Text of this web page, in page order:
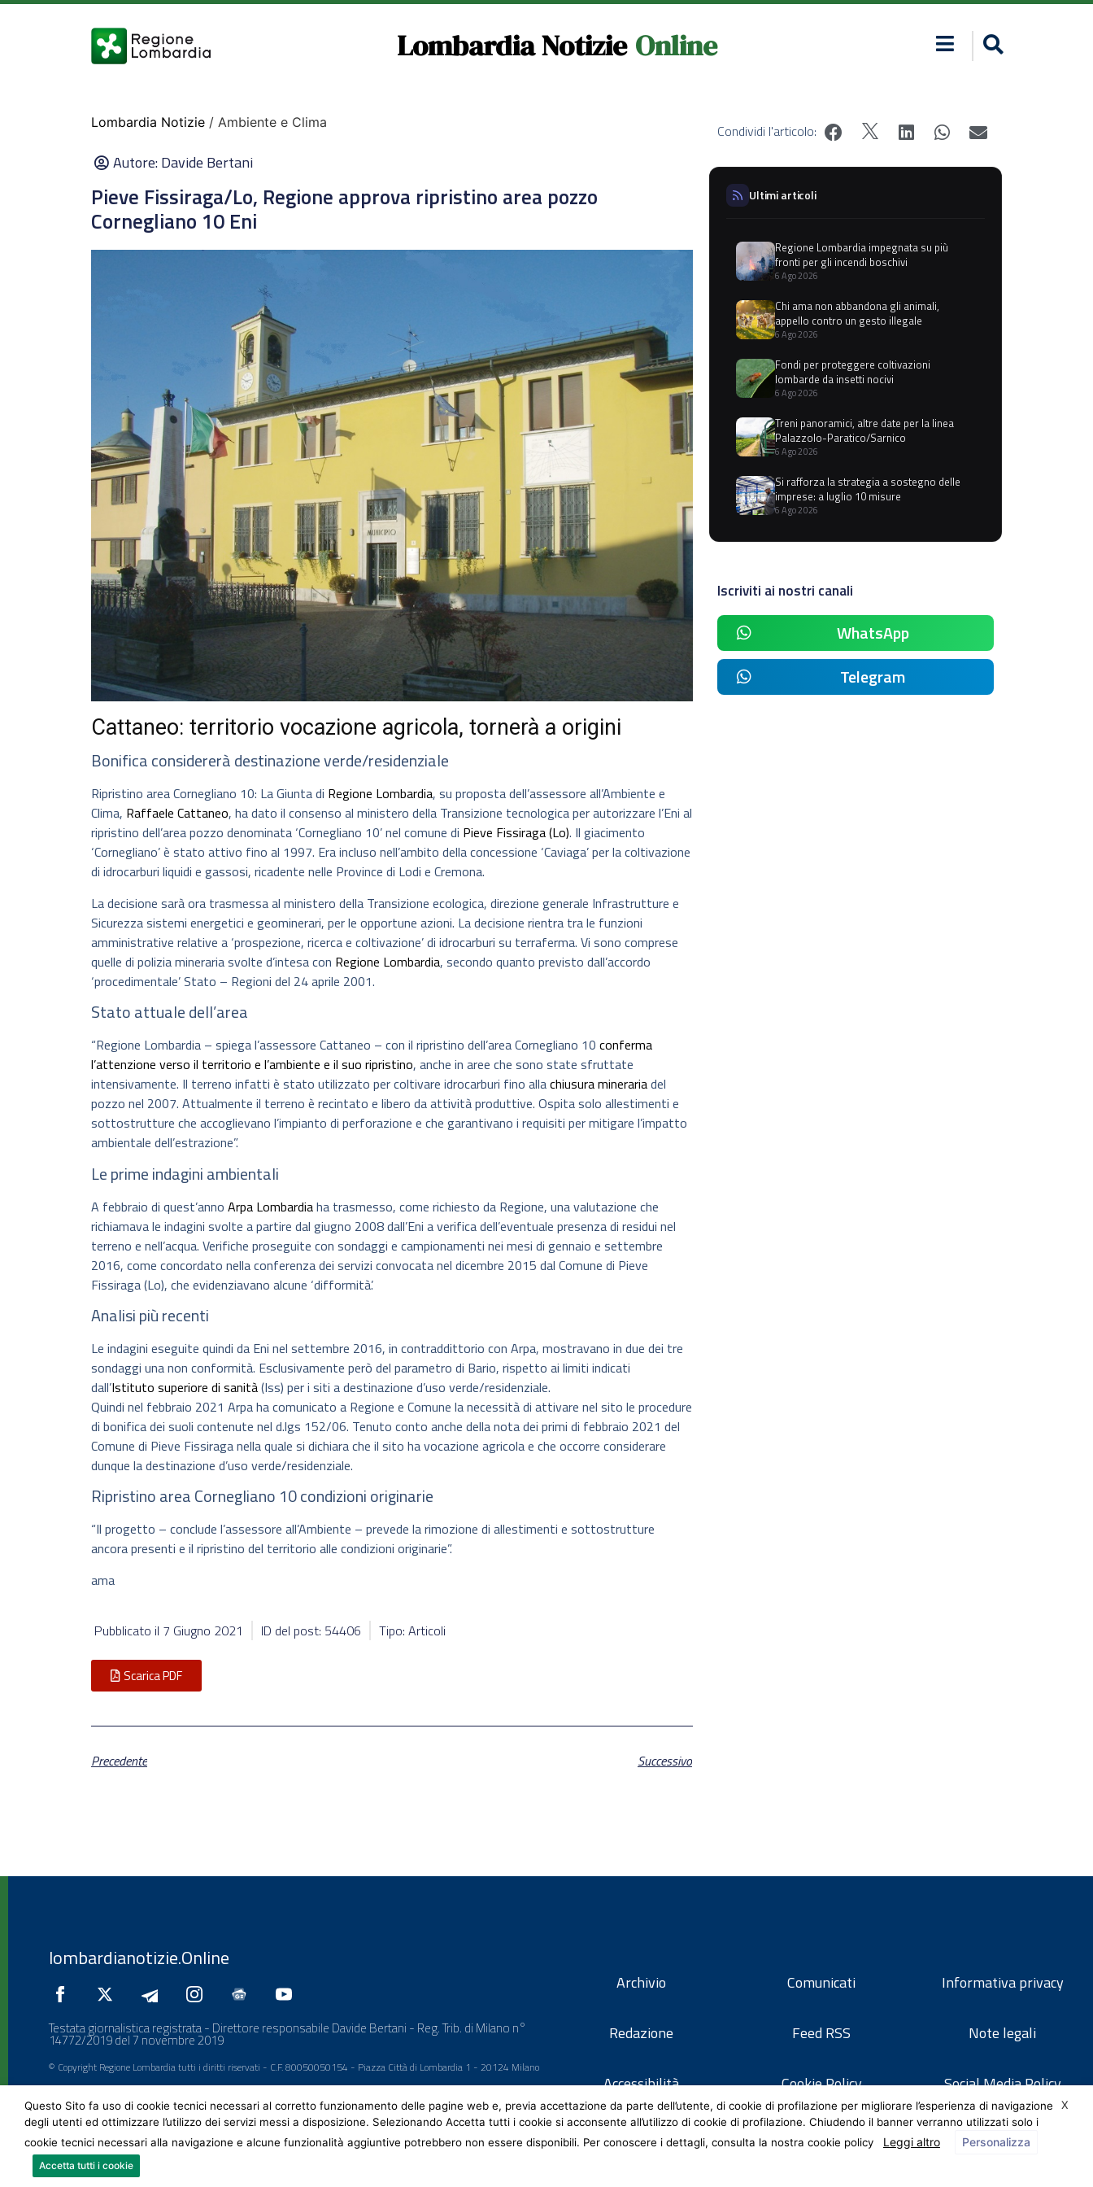
Lombardia Notizie Online
Lombardia Notizie / Ambiente e Clima
Autore:Davide Bertani
Pieve Fissiraga/Lo, Regione approva ripristino area pozzo
Cornegliano 10 Eni
Cattaneo: territorio vocazione agricola, tornerà a origini
Bonifica considererà destinazione verde/residenziale
Ripristino area Cornegliano 10: La Giunta di Regione Lombardia, su proposta dell’assessore all’Ambiente e
Clima, Raffaele Cattaneo, ha dato il consenso al ministero della Transizione tecnologica per autorizzare l’Eni al
ripristino dell’area pozzo denominata ‘Cornegliano 10’ nel comune di Pieve Fissiraga (Lo). Il giacimento
‘Cornegliano’ è stato attivo fino al 1997. Era incluso nell’ambito della concessione ‘Caviaga’ per la coltivazione
di idrocarburi liquidi e gassosi, ricadente nelle Province di Lodi e Cremona.
La decisione sarà ora trasmessa al ministero della Transizione ecologica, direzione generale Infrastrutture e
Sicurezza sistemi energetici e geominerari, per le opportune azioni. La decisione rientra tra le funzioni
amministrative relative a ‘prospezione, ricerca e coltivazione’ di idrocarburi su terraferma. Vi sono comprese
quelle di polizia mineraria svolte d’intesa con Regione Lombardia, secondo quanto previsto dall’accordo
‘procedimentale’ Stato – Regioni del 24 aprile 2001.
Stato attuale dell’area
“Regione Lombardia – spiega l’assessore Cattaneo – con il ripristino dell’area Cornegliano 10 conferma
l’attenzione verso il territorio e l’ambiente e il suo ripristino, anche in aree che sono state sfruttate
intensivamente. Il terreno infatti è stato utilizzato per coltivare idrocarburi fino allachiusura minerariadel
pozzo nel 2007. Attualmente il terreno è recintato e libero da attività produttive. Ospita solo allestimenti e
sottostrutture che accoglievano l’impianto di perforazione e che garantivano i requisiti per mitigare l’impatto
ambientale dell’estrazione”.
Le prime indagini ambientali
A febbraio di quest’anno Arpa Lombardiaha trasmesso, come richiesto da Regione, una valutazione che
richiamava le indagini svolte a partire dal giugno 2008 dall’Eni a verifica dell’eventuale presenza di residui nel
terreno e nell’acqua. Verifiche proseguite con sondaggi e campionamenti nei mesi di gennaio e settembre
2016, come concordato nella conferenza dei servizi convocata nel dicembre 2015 dal Comune di Pieve
Fissiraga (Lo), che evidenziavano alcune ‘difformità’.
Analisi più recenti
Le indagini eseguite quindi da Eni nel settembre 2016, in contraddittorio con Arpa, mostravano in due dei tre
sondaggi una non conformità. Esclusivamente però del parametro di Bario, rispetto ai limiti indicati
dall’Istituto superiore di sanità(Iss) per i siti a destinazione d’uso verde/residenziale.
Quindi nel febbraio 2021 Arpa ha comunicato a Regione e Comune la necessità di attivare nel sito le procedure
di bonifica dei suoli contenute nel d.lgs 152/06. Tenuto conto anche della nota dei primi di febbraio 2021 del
Comune di Pieve Fissiraga nella quale si dichiara che il sito ha vocazione agricola e che occorre considerare
dunque la destinazione d’uso verde/residenziale.
Ripristino area Cornegliano 10 condizioni originarie
“Il progetto – conclude l’assessore all’Ambiente – prevede la rimozione di allestimenti e sottostrutture
ancora presenti e il ripristino del territorio alle condizioni originarie”.
ama
Pubblicato il 7 Giugno 2021 ID del post: 54406 Tipo: Articoli
Scarica PDF
Precedente Successivo
Condividi l'articolo:
Ultimi articoli
Regione Lombardia impegnata su più
fronti per gli incendi boschivi
6 Ago 2026
Chi ama non abbandona gli animali,
appello contro un gesto illegale
6 Ago 2026
Fondi per proteggere coltivazioni
lombarde da insetti nocivi
6 Ago 2026
Treni panoramici, altre date per la linea
Palazzolo-Paratico/Sarnico
6 Ago 2026
Si rafforza la strategia a sostegno delle
imprese: a luglio 10 misure
6 Ago 2026
Iscriviti ai nostri canali
WhatsApp
Telegram
lombardianotizie.Online
Testata giornalistica registrata - Direttore responsabile Davide Bertani - Reg. Trib. di Milano n°
14772/2019 del 7 novembre 2019
© Copyright Regione Lombardia tutti i diritti riservati - C.F. 80050050154 - Piazza Città di Lombardia 1 - 20124 Milano
Archivio
Redazione
Accessibilità
Comunicati
Feed RSS
Cookie Policy
Informativa privacy
Note legali
Social Media Policy
X
Questo Sito fa uso di cookie tecnici necessari al corretto funzionamento delle pagine web e, previa accettazione da parte dell’utente, di cookie di profilazione per migliorare l’esperienza di navigazione
degli utenti ed ottimizzare l’utilizzo dei servizi messi a disposizione. Selezionando Accetta tutti i cookie si acconsente all’utilizzo di cookie di profilazione. Chiudendo il banner verranno utilizzati solo i
cookie tecnici necessari alla navigazione e alcune funzionalità aggiuntive potrebbero non essere disponibili. Per conoscere i dettagli, consulta la nostra cookie policy
Leggi altro Personalizza
Accetta tutti i cookie